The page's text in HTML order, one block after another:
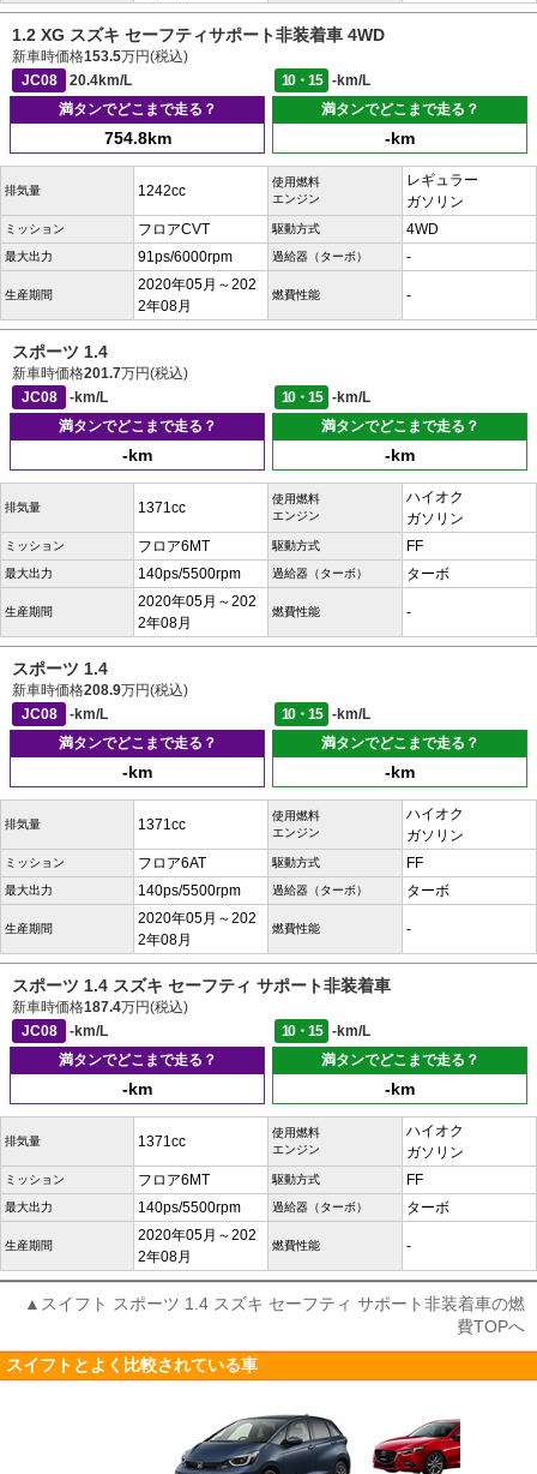
1.2 XG スズキ セーフティサポート非装着車 4WD
新車時価格153.5万円(税込)
JC08
20.4km/L 10・15
-km/L
満タンでどこまで走る？
754.8km
満タンでどこまで走る？
-km
排気量 1242cc
使用燃料
エンジン
レギュラー
ガソリン
ミッション フロアCVT 駆動方式 4WD
最大出力 91ps/6000rpm 過給器（ターボ） -
生産期間
2020年05月～202
2年08月
燃費性能 -
スポーツ 1.4
新車時価格201.7万円(税込)
JC08
-km/L 10・15
-km/L
満タンでどこまで走る？
-km
満タンでどこまで走る？
-km
排気量 1371cc
使用燃料
エンジン
ハイオク
ガソリン
ミッション フロア6MT 駆動方式 FF
最大出力 140ps/5500rpm 過給器（ターボ） ターボ
生産期間
2020年05月～202
2年08月
燃費性能 -
スポーツ 1.4
新車時価格208.9万円(税込)
JC08
-km/L 10・15
-km/L
満タンでどこまで走る？
-km
満タンでどこまで走る？
-km
排気量 1371cc
使用燃料
エンジン
ハイオク
ガソリン
ミッション フロア6AT 駆動方式 FF
最大出力 140ps/5500rpm 過給器（ターボ） ターボ
生産期間
2020年05月～202
2年08月
燃費性能 -
スポーツ 1.4 スズキ セーフティ サポート非装着車
新車時価格187.4万円(税込)
JC08
-km/L 10・15
-km/L
満タンでどこまで走る？
-km
満タンでどこまで走る？
-km
排気量 1371cc
使用燃料
エンジン
ハイオク
ガソリン
ミッション フロア6MT 駆動方式 FF
最大出力 140ps/5500rpm 過給器（ターボ） ターボ
生産期間
2020年05月～202
2年08月
燃費性能 -
▲スイフト スポーツ 1.4 スズキ セーフティ サポート非装着車の燃
費TOPへ
スイフトとよく比較されている車